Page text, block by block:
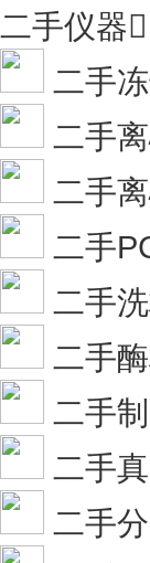
二手仪器
二手
二手
二手
二手
二手
二手
二手
二手
二手